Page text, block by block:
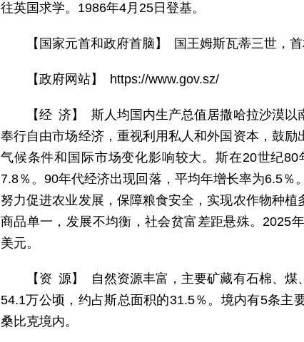
往英国求学。1986年4月25日登基。
【国家元首和政府首脑】 国王姆斯瓦蒂三世，首
【政府网站】 https://www.gov.sz/
【经 济】 斯人均国内生产总值居撒哈拉沙漠以
奉行自由市场经济，重视利用私人和外国资本，鼓
气候条件和国际市场变化影响较大。斯在20世纪
7.8％。90年代经济出现回落，平均年增长率为6.5％
努力促进农业发展，保障粮食安全，实现农作物种
商品单一，发展不均衡，社会贫富差距悬殊。2025
美元。
【资 源】 自然资源丰富，主要矿藏有石棉、
54.1万公顷，约占斯总面积的31.5％。境内有5条主
桑比克境内。